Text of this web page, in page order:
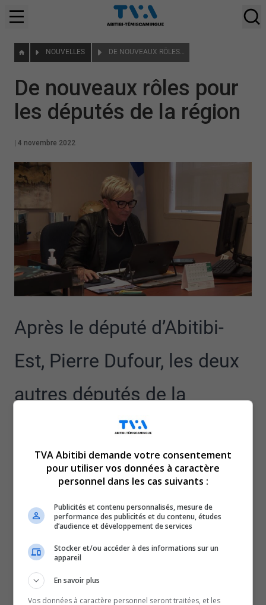
NOUVELLES DE NOUVEAUX RÔLES POUR LES DÉPUTÉS DE LA RÉGION
De nouveaux rôles pour
les députés de la région
4 novembre 2022
Après le député d’Abitibi-
Est, Pierre Dufour, les deux
autres députés de la
CAQ dans la région
obtiennent de nouvelles
fonctions dans le
gouvernement Legault.
Daniel Bernard sera adjoint gouvernemental à la ministre
Blanchette Vézina.
Suzanne Blais sera, elle, adjointe gouvernementale à la
TVA Abitibi demande votre consentement
pour utiliser vos données à caractère
personnel dans les cas suivants :
Publicités et contenu personnalisés, mesure de
performance des publicités et du contenu, études
d’audience et développement de services
Stocker et/ou accéder à des informations sur un
appareil
En savoir plus
Vos données à caractère personnel seront traitées, et les